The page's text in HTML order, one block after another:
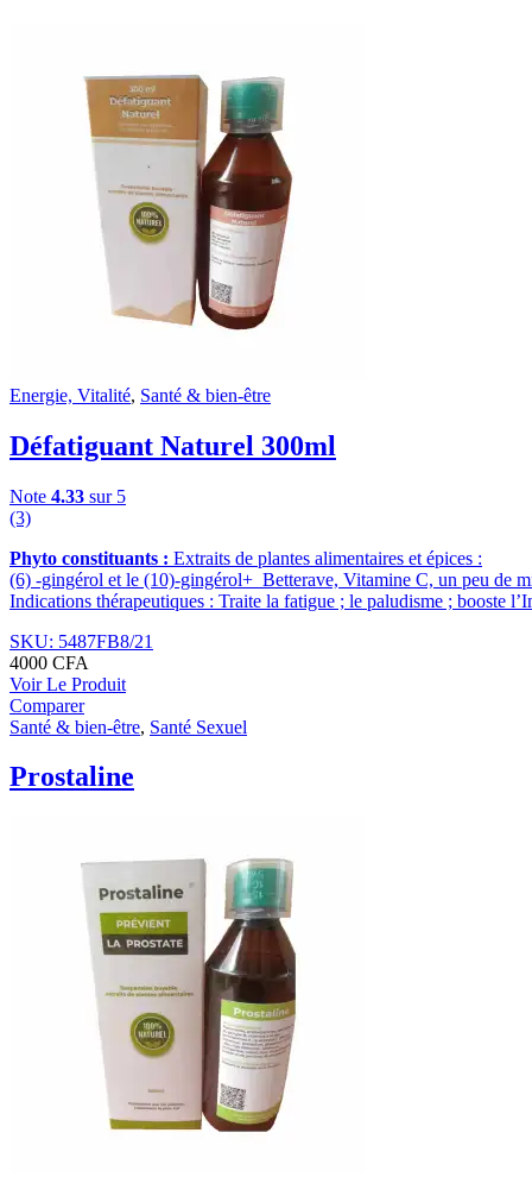
Energie, Vitalité, Santé & bien-être
Défatiguant Naturel 300ml
Note 4.33 sur 5
(3)
Phyto constituants : Extraits de plantes alimentaires et épices :
(6) -gingérol et le (10)-gingérol+ Betterave, Vitamine C, un peu de
Indications thérapeutiques : Traite la fatigue ; le paludisme ; booste
SKU: 5487FB8/21
4000 CFA
Voir Le Produit
Comparer
Santé & bien-être, Santé Sexuel
Prostaline